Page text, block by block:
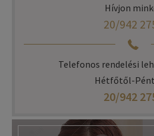
Hívjon
20/942
Telefonos rendelési
Hétfőtől-
20/942